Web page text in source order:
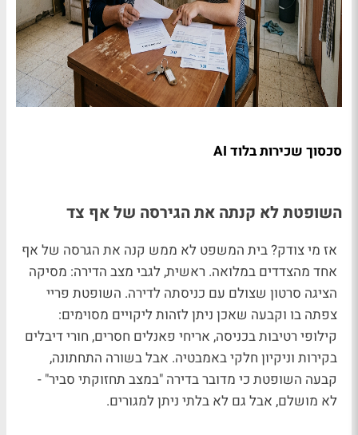
סכסוך שכירות בלוד AI
השופטת לא קנתה את הגירסה של אף צד
אז מי צודק? בית המשפט לא ממש קנה את הגרסה של אף
אחד מהצדדים במלואה. ראשית, לגבי מצב הדירה: מסיקה
הציגה סרטון שצולם עם כניסתה לדירה. השופטת פריי
צפתה בו וקבעה שאכן ניתן לזהות ליקויים מסוימים:
קילופי רטיבות בכניסה, אריחי פאנלים חסרים, חורי דיבלים
בקירות וניקיון חלקי באמבטיה. אבל בשורה התחתונה,
קבעה השופטת כי מדובר בדירה "במצב תחזוקתי סביר" -
לא מושלם, אבל גם לא בלתי ניתן למגורים.